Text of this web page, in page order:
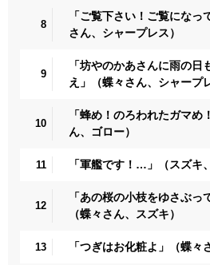
8
「ご覧下さい！ご覧になっ
さん、シャープレス）
9
「坊やのかあさんに雨の
え」（蝶々さん、シャープ
10
「蜂め！のろわれたガマめ
ん、ゴロー）
11 「軍艦です！…」（スズキ
12
「あの桜の小枝をゆさぶっ
（蝶々さん、スズキ）
13 「つぎはお化粧よ」（蝶々